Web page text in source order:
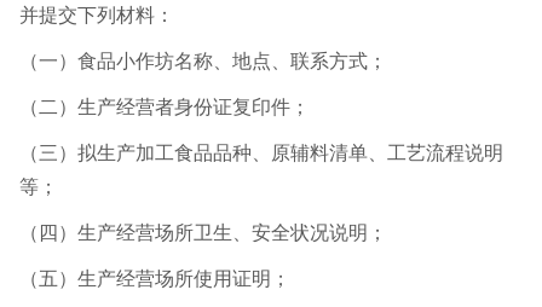
并提交下列材料：
（一）食品小作坊名称、地点、联系方式；
（二）生产经营者身份证复印件；
（三）拟生产加工食品品种、原辅料清单、工艺流程说明
等；
（四）生产经营场所卫生、安全状况说明；
（五）生产经营场所使用证明；